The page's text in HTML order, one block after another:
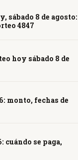
sábado 8 de agosto:
4847
hoy sábado 8 de
monto, fechas de
cuándo se paga,